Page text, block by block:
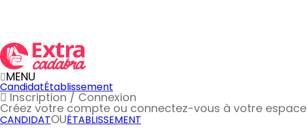
MENU
CandidatÉtablissement
Inscription / Connexion
Créez votre compte ou connectez-vous à votre espace
CANDIDATOUÉTABLISSEMENT